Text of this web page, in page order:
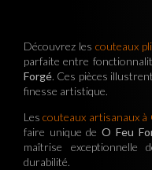
Découvrez les couteaux
parfaite entre
Forgé. Ces pièces
finesse artistique.
Lescouteaux artisanaux à
faire unique deO Feu
maîtrise
durabilité.